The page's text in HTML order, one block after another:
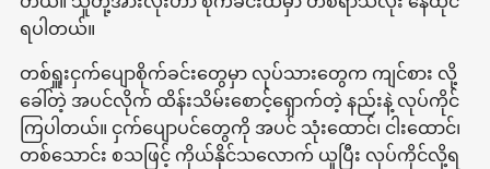
ရပါတယ်။
တစ်ရှူးငှက်ပျောစိုက်ခင်းတွေမှာ လုပ်သားတွေက ကျင်စား လို့
ခေါ်တဲ့ အပင်လိုက် ထိန်းသိမ်းစောင့်ရှောက်တဲ့ နည်းနဲ့ လုပ်ကိုင်
ကြပါတယ်။ ငှက်ပျောပင်တွေကို အပင် သုံးထောင်၊ ငါးထောင်၊
တစ်သောင်း စသဖြင့် ကိုယ်နိုင်သလောက် ယူပြီး လုပ်ကိုင်လို့ရ